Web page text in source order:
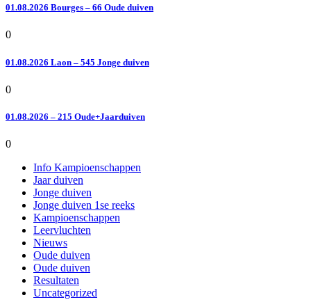
01.08.2026 Bourges – 66 Oude duiven
0
01.08.2026 Laon – 545 Jonge duiven
0
01.08.2026 – 215 Oude+Jaarduiven
0
Info Kampioenschappen
Jaar duiven
Jonge duiven
Jonge duiven 1se reeks
Kampioenschappen
Leervluchten
Nieuws
Oude duiven
Oude duiven
Resultaten
Uncategorized